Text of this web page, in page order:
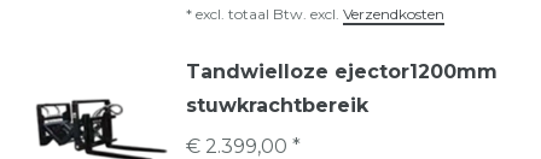
* excl. totaal Btw. excl. Verzendkosten
Tandwielloze ejector1200mm
stuwkrachtbereik
€ 2.399,00 *